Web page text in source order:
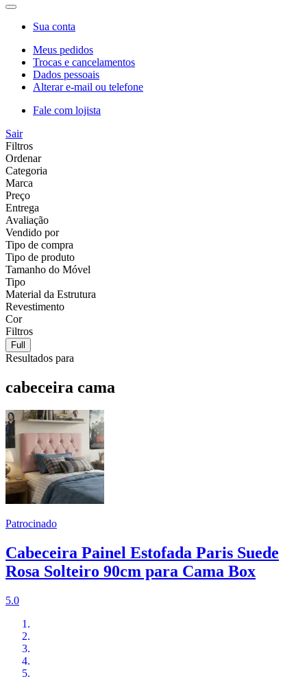
Sua conta
Meus pedidos
Trocas e cancelamentos
Dados pessoais
Alterar e-mail ou telefone
Fale com lojista
Sair
Filtros
Ordenar
Categoria
Marca
Preço
Entrega
Avaliação
Vendido por
Tipo de compra
Tipo de produto
Tamanho do Móvel
Tipo
Material da Estrutura
Revestimento
Cor
Filtros
Full
Resultados para
cabeceira cama
Patrocinado
Cabeceira Painel Estofada Paris Suede
Rosa Solteiro 90cm para Cama Box
5.0